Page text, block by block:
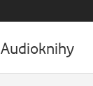
Audioknihy